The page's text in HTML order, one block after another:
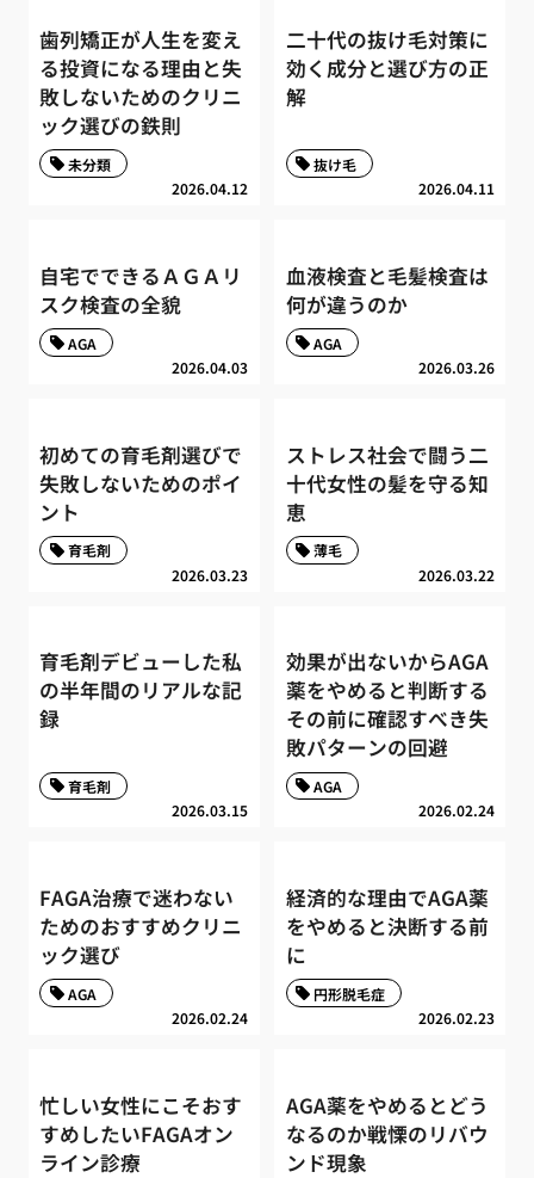
歯列矯正が人生を変え
る投資になる理由と失
敗しないためのクリニ
ック選びの鉄則
2026.04.12
未分類
二十代の抜け毛対策に
効く成分と選び方の正
解
2026.04.11
抜け毛
自宅でできるＡＧＡリ
スク検査の全貌
2026.04.03
AGA
血液検査と毛髪検査は
何が違うのか
2026.03.26
AGA
初めての育毛剤選びで
失敗しないためのポイ
ント
2026.03.23
育毛剤
ストレス社会で闘う二
十代女性の髪を守る知
恵
2026.03.22
薄毛
育毛剤デビューした私
の半年間のリアルな記
録
2026.03.15
育毛剤
効果が出ないからAGA
薬をやめると判断する
その前に確認すべき失
敗パターンの回避
2026.02.24
AGA
FAGA治療で迷わない
ためのおすすめクリニ
ック選び
2026.02.24
AGA
経済的な理由でAGA薬
をやめると決断する前
に
2026.02.23
円形脱毛症
忙しい女性にこそおす
すめしたいFAGAオン
ライン診療
AGA薬をやめるとどう
なるのか戦慄のリバウ
ンド現象